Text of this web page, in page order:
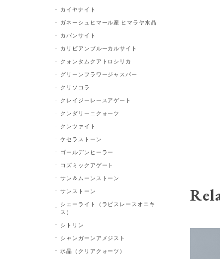
カイヤナイト
ガネーシュヒマール産 ヒマラヤ水晶
カバンサイト
カリビアンブルーカルサイト
クォンタムクアトロシリカ
グリーンフラワージャスパー
クリソコラ
クレイジーレースアゲート
クンダリーニクォーツ
クンツァイト
ケセラストーン
ゴールデンヒーラー
コズミックアゲート
サン＆ムーンストーン
サンストーン
シェーライト（ラピスレースオニキ
ス）
シトリン
シャンガーンアメジスト
水晶（クリアクォーツ）